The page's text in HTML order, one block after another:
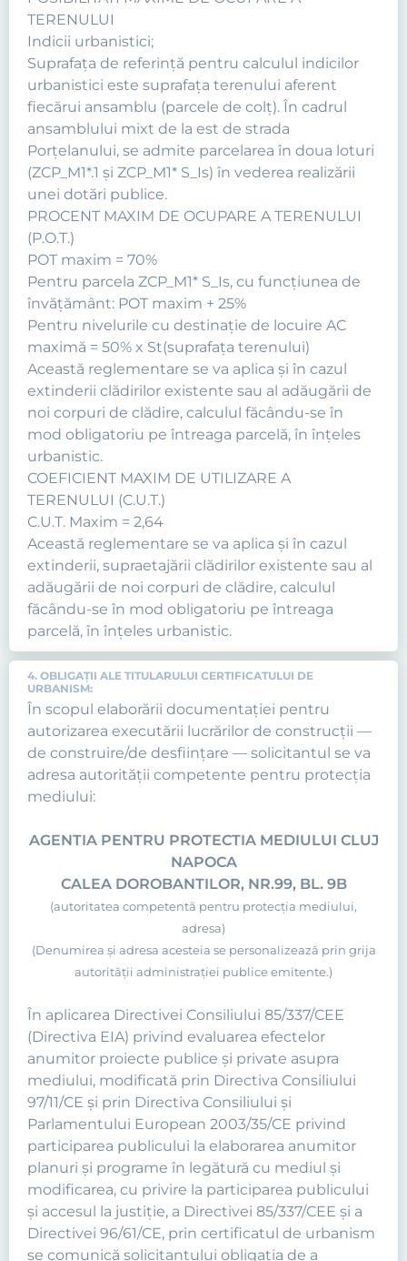
TERENULUI
Indicii urbanistici;
Suprafața de referință pentru calculul indicilor
urbanistici este suprafața terenului aferent
fiecărui ansamblu (parcele de colț). În cadrul
ansamblului mixt de la est de strada
Porțelanului, se admite parcelarea în doua loturi
(ZCP_M1*.1 și ZCP_M1* S_Is) în vederea realizării
unei dotări publice.
PROCENT MAXIM DE OCUPARE A TERENULUI
(P.O.T.)
POT maxim = 70%
Pentru parcela ZCP_M1* S_Is, cu funcțiunea de
învățământ: POT maxim + 25%
Pentru nivelurile cu destinație de locuire AC
maximă = 50% x St(suprafața terenului)
Această reglementare se va aplica şi în cazul
extinderii clădirilor existente sau al adăugării de
noi corpuri de clădire, calculul făcându-se în
mod obligatoriu pe întreaga parcelă, în înţeles
urbanistic.
COEFICIENT MAXIM DE UTILIZARE A
TERENULUI (C.U.T.)
C.U.T. Maxim = 2,64
Această reglementare se va aplica şi în cazul
extinderii, supraetajării clădirilor existente sau al
adăugării de noi corpuri de clădire, calculul
făcându-se în mod obligatoriu pe întreaga
parcelă, în înţeles urbanistic.
4. OBLIGAŢII ALE TITULARULUI CERTIFICATULUI DE
URBANISM:
În scopul elaborării documentaţiei pentru
autorizarea executării lucrărilor de construcţii —
de construire/de desfiinţare — solicitantul se va
adresa autorităţii competente pentru protecţia
mediului:
AGENTIA PENTRU PROTECTIA MEDIULUI CLUJ
NAPOCA
CALEA DOROBANTILOR, NR.99, BL. 9B
(autoritatea competentă pentru protecţia mediului,
adresa)
(Denumirea şi adresa acesteia se personalizează prin grija
autorităţii administraţiei publice emitente.)
În aplicarea Directivei Consiliului 85/337/CEE
(Directiva EIA) privind evaluarea efectelor
anumitor proiecte publice şi private asupra
mediului, modificată prin Directiva Consiliului
97/11/CE şi prin Directiva Consiliului şi
Parlamentului European 2003/35/CE privind
participarea publicului la elaborarea anumitor
planuri şi programe în legătură cu mediul şi
modificarea, cu privire la participarea publicului
şi accesul la justiţie, a Directivei 85/337/CEE şi a
Directivei 96/61/CE, prin certificatul de urbanism
se comunică solicitantului obligaţia de a